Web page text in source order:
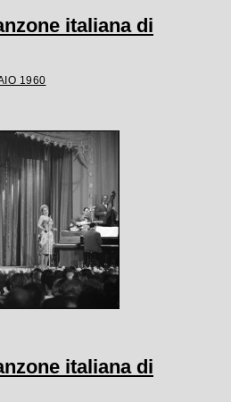
italiana di
1960
italiana di